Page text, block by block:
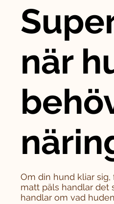
när
Om din hund kliar
matt päls handlar det
handlar om vad